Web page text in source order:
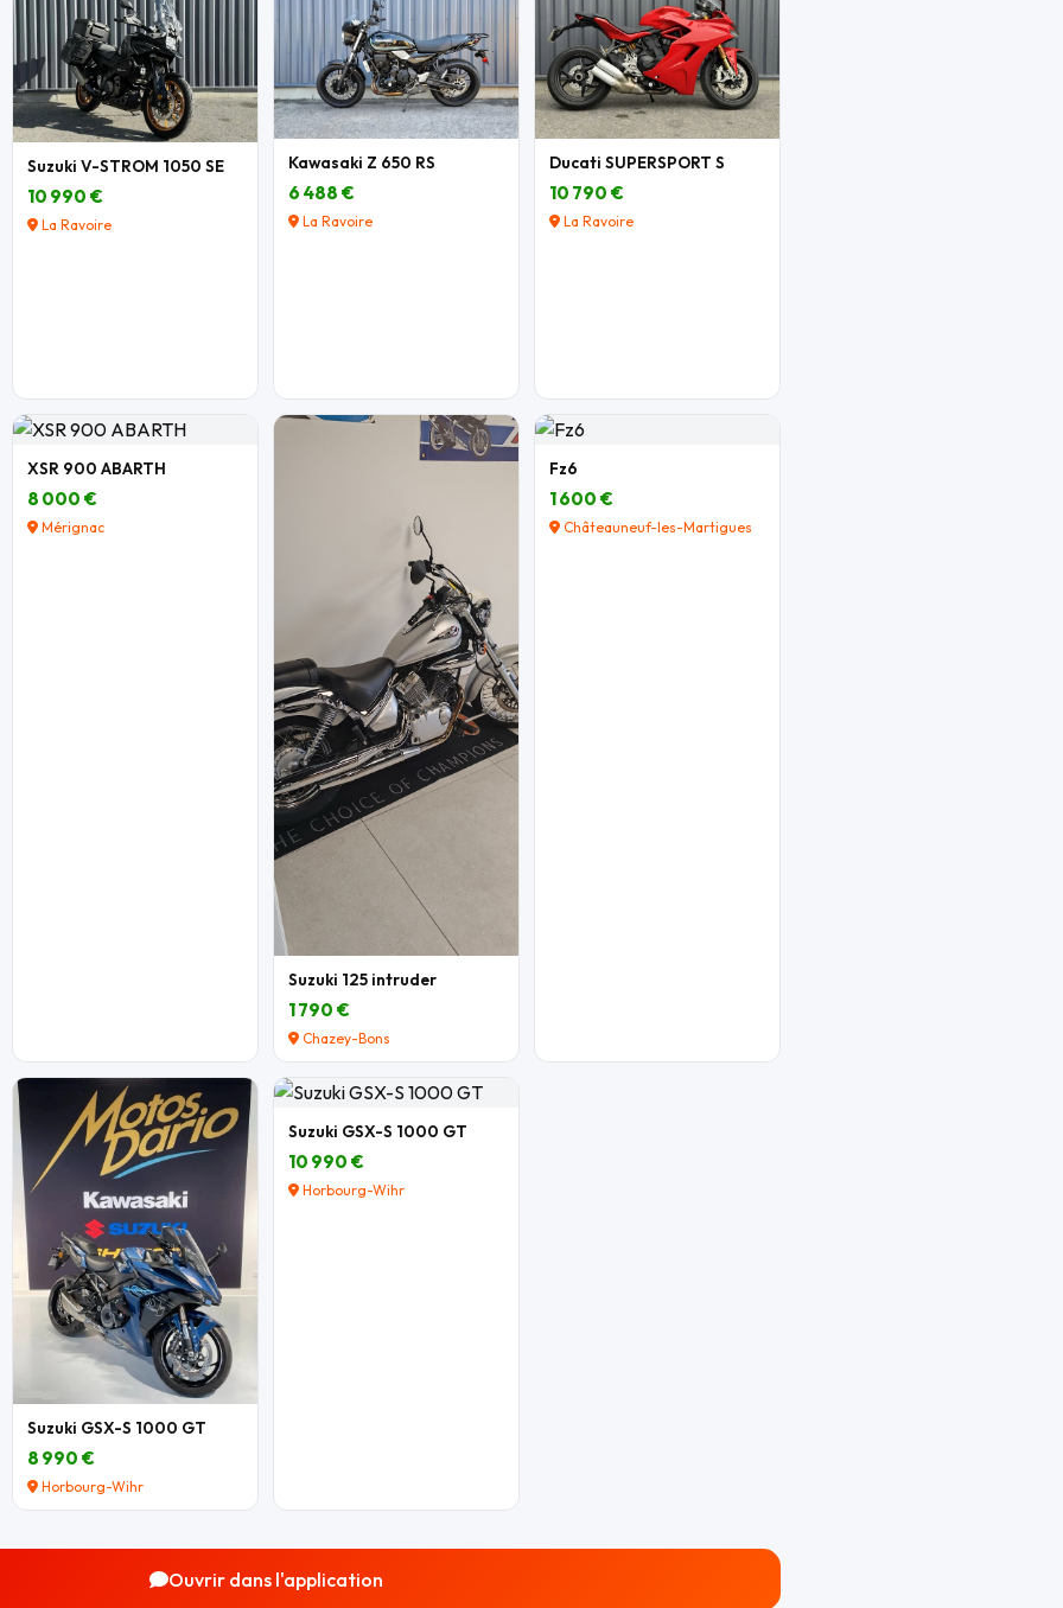
Suzuki V-STROM 1050 SE
10 990 €
La Ravoire
Kawasaki Z 650 RS
6 488 €
La Ravoire
Ducati SUPERSPORT S
10 790 €
La Ravoire
XSR 900 ABARTH
8 000 €
Mérignac
Suzuki 125 intruder
1 790 €
Chazey-Bons
Fz6
1 600 €
Châteauneuf-les-Martigues
Suzuki GSX-S 1000 GT
8 990 €
Horbourg-Wihr
Suzuki GSX-S 1000 GT
10 990 €
Horbourg-Wihr
Ouvrir dans l'application